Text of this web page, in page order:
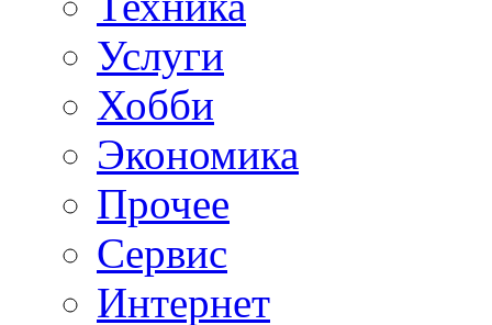
Услуги
Хобби
Экономика
Прочее
Сервис
Интернет